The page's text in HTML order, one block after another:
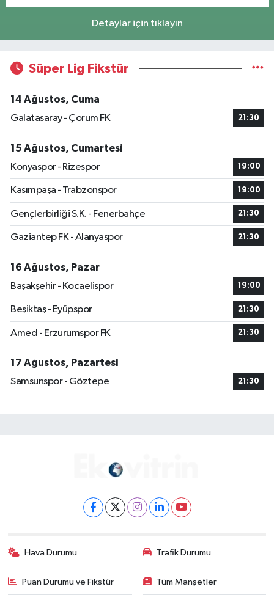
Detaylar için tıklayın
Süper Lig Fikstür
14 Ağustos, Cuma
Galatasaray - Çorum FK
21:30
15 Ağustos, Cumartesi
Konyaspor - Rizespor
19:00
Kasımpaşa - Trabzonspor 19:00
Gençlerbirliği S.K. - Fenerbahçe 21:30
Gaziantep FK - Alanyaspor 21:30
16 Ağustos, Pazar
Başakşehir - Kocaelispor
19:00
Beşiktaş - Eyüpspor 21:30
Amed - Erzurumspor FK 21:30
17 Ağustos, Pazartesi
Samsunspor - Göztepe
21:30
Hava Durumu Trafik Durumu
Puan Durumu ve Fikstür Tüm Manşetler